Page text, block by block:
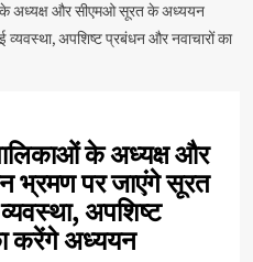
के अध्यक्ष और सीएमओ सूरत के अध्ययन
अपशिष्ट प्रबंधन और नवाचारों का
के अध्यक्ष और
पर जाएंगे सूरत
अपशिष्ट
करेंगे अध्ययन